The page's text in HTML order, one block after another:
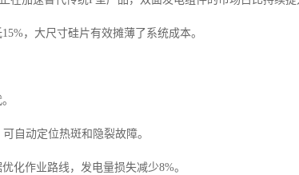
，大尺寸硅片有效摊薄了系统成本。
自动定位热斑和隐裂故障。
化作业路线，发电量损失减少8%。